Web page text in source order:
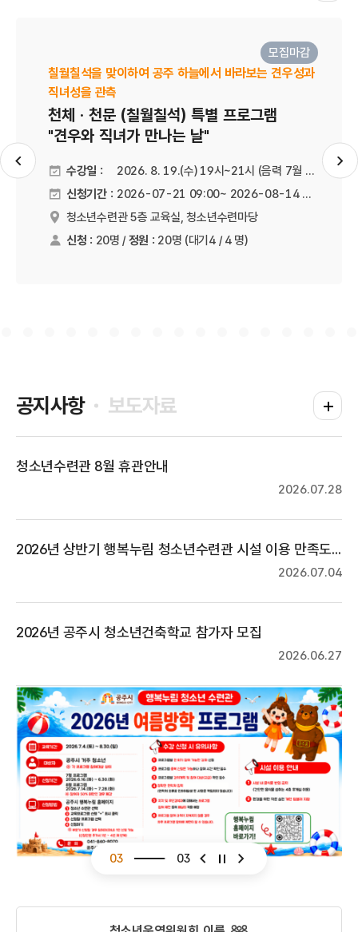
모집마감
칠월칠석을 맞이하여 공주 하늘에서 바라보는 견우성과
직녀성을 관측
천체 · 천문 (칠월칠석) 특별 프로그램
"견우와 직녀가 만나는 날"
수강일 :
2026. 8. 19.(수) 19시~21시 (음력 7월 7일)
신청기간 :
2026-07-21 09:00~ 2026-08-14 21:00
진행장소
청소년수련관 5층 교육실, 청소년수련마당
신청 : 20명 /정원 : 20명 (대기4 / 4 명)
슬라이드 이전 슬
공지사항 보도자료
청소년수련관 8월 휴관안내
2026.07.28
2026년 상반기 행복누림 청소년수련관 시설 이용 만족도 조사
2026.07.04
2026년 공주시 청소년건축학교 참가자 모집
2026.06.27
공지사
01 03
슬라이드 이전슬라이드 다음